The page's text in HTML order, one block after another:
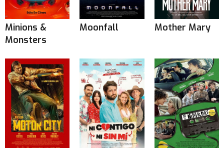
Minions &
Monsters
Moonfall Mother Mary